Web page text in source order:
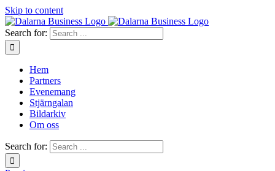
Skip to content
Search for:
Hem
Partners
Evenemang
Stjärngalan
Bildarkiv
Om oss
Search for: